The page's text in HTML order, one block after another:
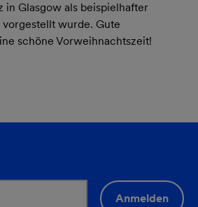
in Glasgow als beispielhafter
vorgestellt wurde. Gute
schöne Vorweihnachtszeit!
Anmelden